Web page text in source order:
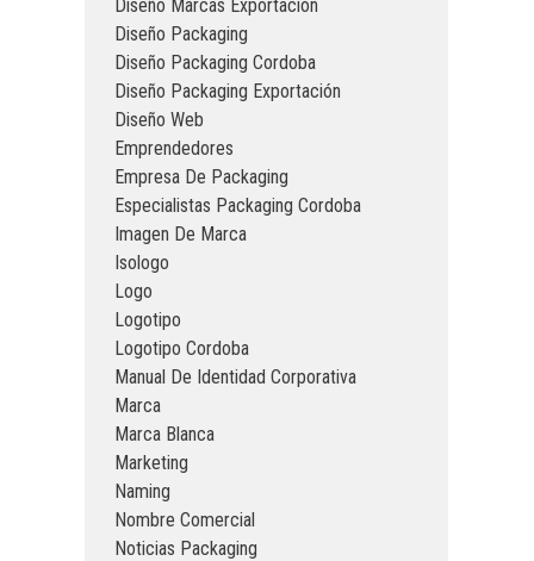
Diseño Marcas Exportación
Diseño Packaging
Diseño Packaging Cordoba
Diseño Packaging Exportación
Diseño Web
Emprendedores
Empresa De Packaging
Especialistas Packaging Cordoba
Imagen De Marca
Isologo
Logo
Logotipo
Logotipo Cordoba
Manual De Identidad Corporativa
Marca
Marca Blanca
Marketing
Naming
Nombre Comercial
Noticias Packaging